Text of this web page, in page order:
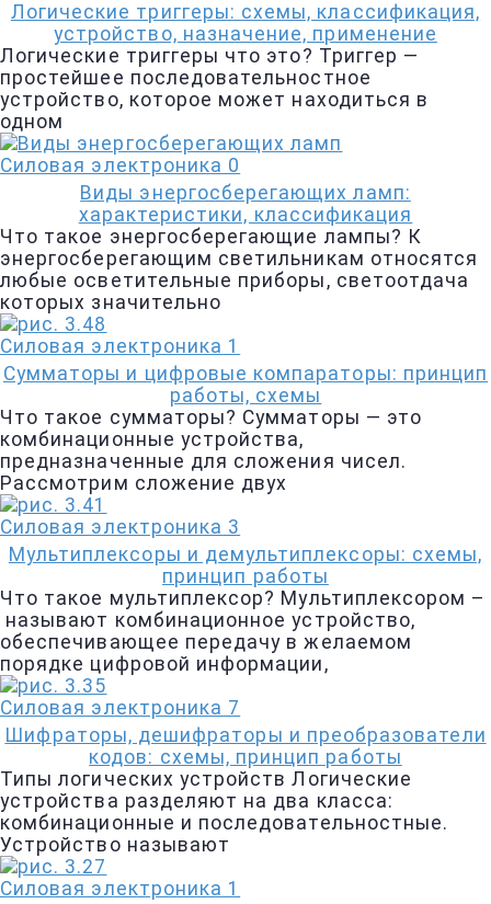
Логические триггеры: схемы, классификация,
устройство, назначение, применение
Логические триггеры что это? Триггер —
простейшее последовательностное
устройство, которое может находиться в
одном
Силовая электроника 0
Виды энергосберегающих ламп:
характеристики, классификация
Что такое энергосберегающие лампы? К
энергосберегающим светильникам относятся
любые осветительные приборы, светоотдача
которых значительно
Силовая электроника 1
Сумматоры и цифровые компараторы: принцип
работы, схемы
Что такое сумматоры? Сумматоры — это
комбинационные устройства,
предназначенные для сложения чисел.
Рассмотрим сложение двух
Силовая электроника 3
Мультиплексоры и демультиплексоры: схемы,
принцип работы
Что такое мультиплексор? Мультиплексором –
называют комбинационное устройство,
обеспечивающее передачу в желаемом
порядке цифровой информации,
Силовая электроника 7
Шифраторы, дешифраторы и преобразователи
кодов: схемы, принцип работы
Типы логических устройств Логические
устройства разделяют на два класса:
комбинационные и последовательностные.
Устройство называют
Силовая электроника 1